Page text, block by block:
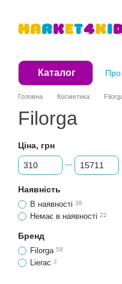
Каталог Про
Головна Косметика
Filorga
Ціна, грн
Від Ціна, грн
До Ціна, грн
Наявність
В наявності 38
Немає в наявності 22
Бренд
Filorga 58
Lierac 2